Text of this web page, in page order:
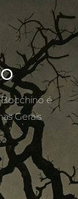
Bocchino é
Gerais